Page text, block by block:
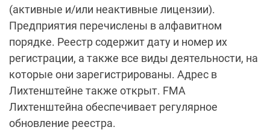
(активные и/или неактивные лицензии).
Предприятия перечислены в алфавитном
порядке. Реестр содержит дату и номер их
регистрации, а также все виды деятельности, на
которые они зарегистрированы. Адрес в
Лихтенштейне также открыт. FMA
Лихтенштейна обеспечивает регулярное
обновление реестра.